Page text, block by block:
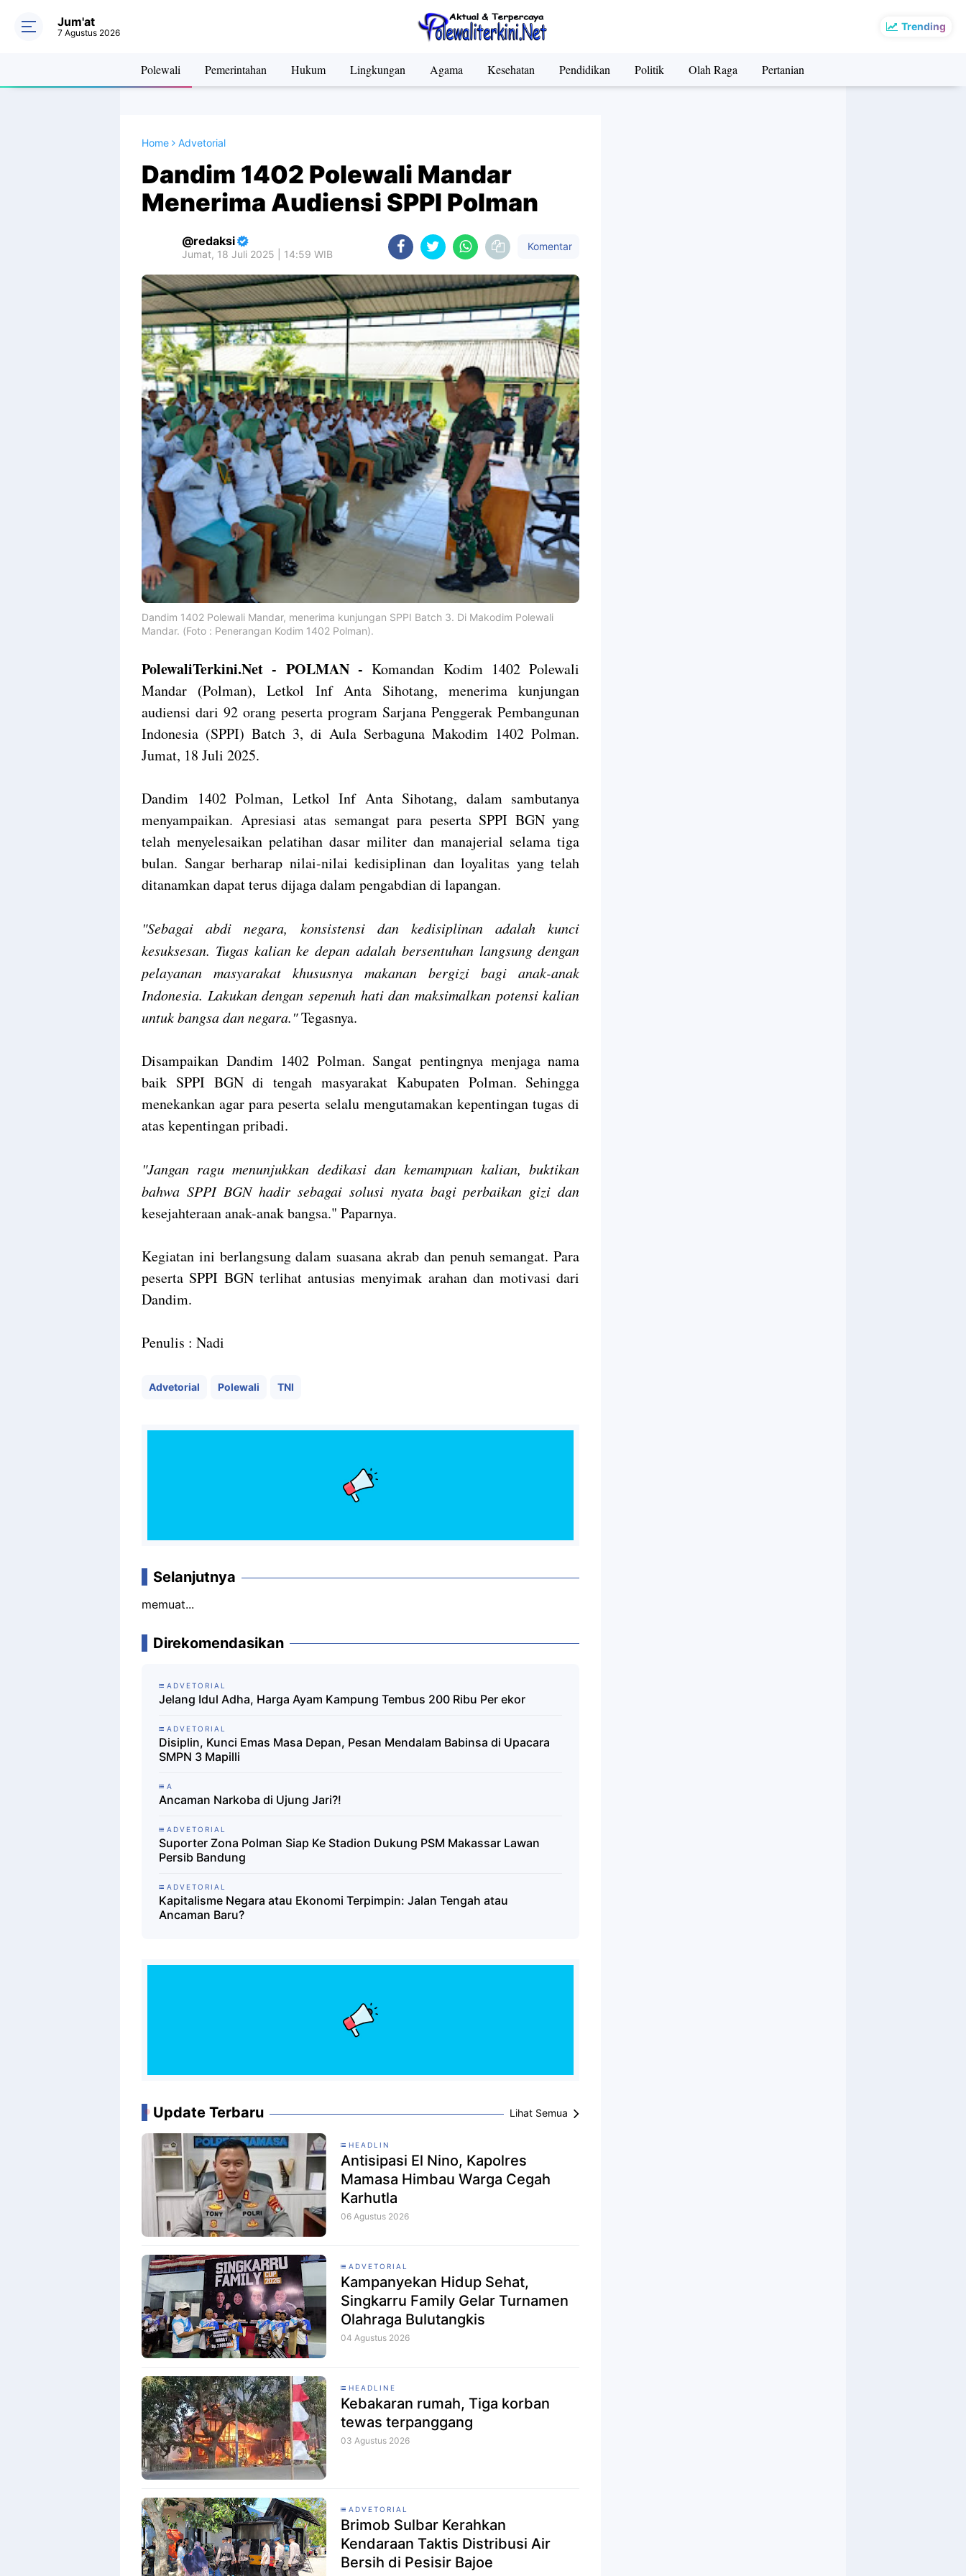
Trending
Jum'at
7 Agustus 2026
Polewali Pemerintahan Hukum Lingkungan Agama Kesehatan Pendidikan Politik Olah Raga Pertanian
Home Advetorial
Dandim 1402 Polewali Mandar
Menerima Audiensi SPPI Polman
redaksi
Jumat, 18 Juli 2025 | 14:59 WIB
Komentar
Dandim 1402 Polewali Mandar, menerima kunjungan SPPI Batch 3. Di Makodim Polewali
Mandar. (Foto : Penerangan Kodim 1402 Polman).
PolewaliTerkini.Net - POLMAN - Komandan Kodim 1402 Polewali
Mandar (Polman), Letkol Inf Anta Sihotang, menerima kunjungan
audiensi dari 92 orang peserta program Sarjana Penggerak Pembangunan
Indonesia (SPPI) Batch 3, di Aula Serbaguna Makodim 1402 Polman.
Jumat, 18 Juli 2025.
Dandim 1402 Polman, Letkol Inf Anta Sihotang, dalam sambutanya
menyampaikan. Apresiasi atas semangat para peserta SPPI BGN yang
telah menyelesaikan pelatihan dasar militer dan manajerial selama tiga
bulan. Sangar berharap nilai-nilai kedisiplinan dan loyalitas yang telah
ditanamkan dapat terus dijaga dalam pengabdian di lapangan.
"Sebagai abdi negara, konsistensi dan kedisiplinan adalah kunci
kesuksesan. Tugas kalian ke depan adalah bersentuhan langsung dengan
pelayanan masyarakat khususnya makanan bergizi bagi anak-anak
Indonesia. Lakukan dengan sepenuh hati dan maksimalkan potensi kalian
untuk bangsa dan negara."Tegasnya.
Disampaikan Dandim 1402 Polman. Sangat pentingnya menjaga nama
baik SPPI BGN di tengah masyarakat Kabupaten Polman. Sehingga
menekankan agar para peserta selalu mengutamakan kepentingan tugas di
atas kepentingan pribadi.
"Jangan ragu menunjukkan dedikasi dan kemampuan kalian, buktikan
bahwa SPPI BGN hadir sebagai solusi nyata bagi perbaikan gizi dan
kesejahteraan anak-anak bangsa." Paparnya.
Kegiatan ini berlangsung dalam suasana akrab dan penuh semangat. Para
peserta SPPI BGN terlihat antusias menyimak arahan dan motivasi dari
Dandim.
Penulis : Nadi
Advetorial Polewali TNI
Selanjutnya
memuat...
Direkomendasikan
ADVETORIAL
Jelang Idul Adha, Harga Ayam Kampung Tembus 200 Ribu Per ekor
ADVETORIAL
Disiplin, Kunci Emas Masa Depan, Pesan Mendalam Babinsa di Upacara
SMPN 3 Mapilli
A
Ancaman Narkoba di Ujung Jari?!
ADVETORIAL
Suporter Zona Polman Siap Ke Stadion Dukung PSM Makassar Lawan
Persib Bandung
ADVETORIAL
Kapitalisme Negara atau Ekonomi Terpimpin: Jalan Tengah atau
Ancaman Baru?
Update Terbaru Lihat Semua
HEADLIN
Antisipasi El Nino, Kapolres
Mamasa Himbau Warga Cegah
Karhutla
06 Agustus 2026
ADVETORIAL
Kampanyekan Hidup Sehat,
Singkarru Family Gelar Turnamen
Olahraga Bulutangkis
04 Agustus 2026
HEADLINE
Kebakaran rumah, Tiga korban
tewas terpanggang
03 Agustus 2026
ADVETORIAL
Brimob Sulbar Kerahkan
Kendaraan Taktis Distribusi Air
Bersih di Pesisir Bajoe